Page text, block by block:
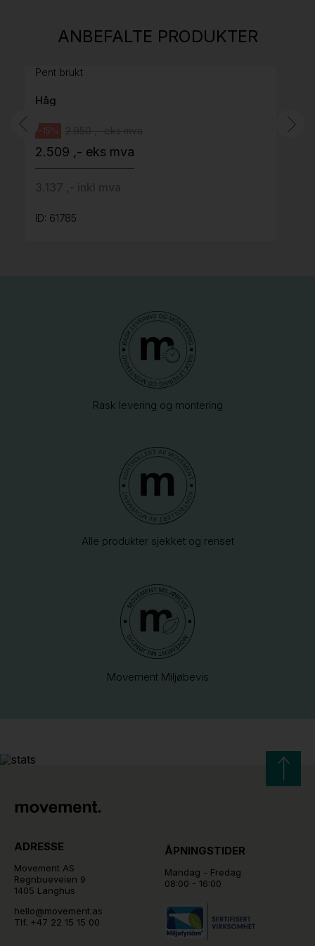
ANBEFALTE PRODUKTER
H05 5600 Swingback-armlene Mørk
Pent brukt
Håg
-15%
2.509 ,- eks mva
ID: 61785
Rask levering og montering
Alle produkter sjekket og renset
Movement Miljøbevis
ADRESSE
Movement AS
Regnbueveien 9
1405 Langhus
hello@movement.as
Tlf. +47 22 15 15 00
ÅPNINGSTIDER
Mandag - Fredag
08:00 - 16:00